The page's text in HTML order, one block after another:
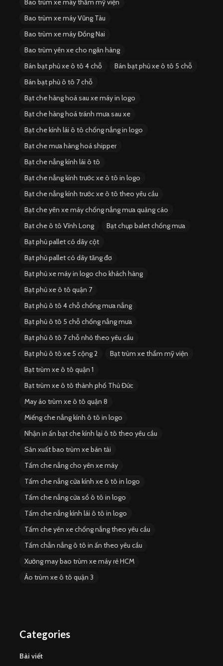
Bao trùm xe máy thẩm mỹ viện
Bao trùm xe máy Vũng Tàu
Bao trùm xe máy Đồng Nai
Bao trùm yên xe cho ngân hàng
Bán bạt phủ xe ô tô 4 chỗ
Bán bạt phủ xe ô tô 5 chỗ
Bán bạt phủ ô tô 7 chỗ
Bạt che hàng hoá sau xe máy in logo
Bạt che hàng hoá tránh mưa sau xe
Bạt che kính lái ô tô chống nắng in logo
Bạt che mưa hàng hoá shipper
Bạt che nắng kính lái ô tô
Bạt che nắng kính trước xe ô tô in logo
Bạt che nắng kính trước xe ô tô theo yêu cầu
Bạt che yên xe máy chống nắng mưa quảng cáo
Bạt che ô tô Vĩnh Long
Bạt chụp balet chống mưa
Bạt phủ pallet có dây cột
Bạt phủ pallet có dây tăng đơ
Bạt phủ xe máy in logo cho khách hàng
Bạt phủ xe ô tô quận 7
Bạt phủ ô tô 4 chỗ chống mưa nắng
Bạt phủ ô tô 5 chỗ chống nắng mưa
Bạt phủ ô tô 7 chỗ nhỏ theo yêu cầu
Bạt phủ ô tô xe 5 cộng 2
Bạt trùm xe thẩm mỹ viện
Bạt trùm xe ô tô quận 1
Bạt trùm xe ô tô thành phố Thủ Đức
May áo trùm xe ô tô quận 8
Miếng che nắng kính ô tô in logo
Nhận in ấn bạt che kính lại ô tô theo yêu cầu
Sản xuất bao trùm xe bán tải
Tấm che nắng cho yên xe máy
Tấm che nắng cửa kính xe ô tô in logo
Tấm che nắng cửa sổ ô tô in logo
Tấm che nắng kính lái ô tô in logo
Tấm che yên xe chống nắng theo yêu cầu
Tấm chắn nắng ô tô in ấn theo yêu cầu
Xưởng may bao trùm xe máy rẻ HCM
Áo trùm xe ô tô quận 3
Categories
Bài viết